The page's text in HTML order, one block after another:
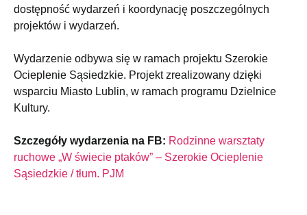
dostępność wydarzeń i koordynację poszczególnych
projektów i wydarzeń.
Wydarzenie odbywa się w ramach projektu Szerokie
Ocieplenie Sąsiedzkie. Projekt zrealizowany dzięki
wsparciu Miasto Lublin, w ramach programu Dzielnice
Kultury.
Szczegóły wydarzenia na FB: Rodzinne warsztaty
ruchowe „W świecie ptaków” – Szerokie Ocieplenie
Sąsiedzkie / tłum. PJM